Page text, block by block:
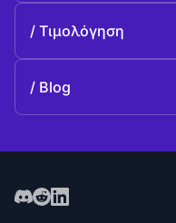
Ιστορία
Επικοινωνία
Τιμολόγηση
Blog